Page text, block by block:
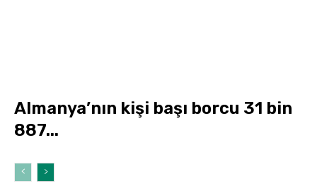
Almanya’nın kişi başı borcu 31 bin
887...